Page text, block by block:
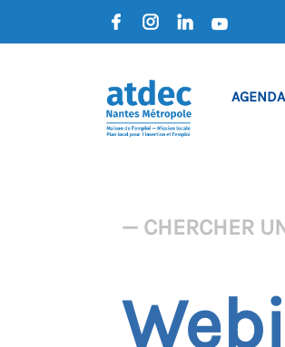
AGENDA
— CHERCHER